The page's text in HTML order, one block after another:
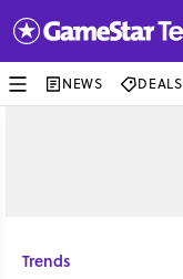
NEWS DEALS
Trends